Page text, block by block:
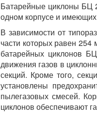
Батарейные циклоны БЦ
одном корпусе и
В зависимости от
части которых равен
батарейных циклонов
движения газов в
секций. Кроме того,
установлены
пылегазовых смесей.
циклонов обеспечивают